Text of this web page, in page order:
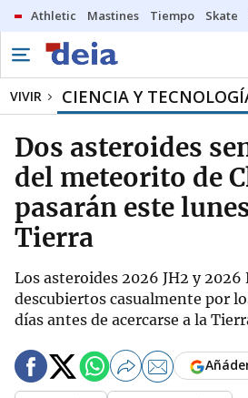
Athletic Mastines Tiempo Skate
VIVIR CIENCIA Y
Dos asteroides
del meteorito de
pasarán este
Tierra
Los asteroides 2026 JH2 y 2026
descubiertos casualmente por
días antes de acercarse a la